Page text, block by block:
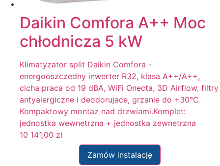
Daikin Comfora A++ Moc
chłodnicza 5 kW
Klimatyzator split Daikin Comfora -
energooszczedny inwerter R32, klasa A++/A++,
cicha praca od 19 dBA, WiFi Onecta, 3D Airflow, filtry
antyalergiczne i deodorujace, grzanie do +30°C.
Kompaktowy montaz nad drzwiami.Komplet:
jednostka wewnetrzna + jednostka zewnetrzna
10 141,00 zł
Zamów instalację